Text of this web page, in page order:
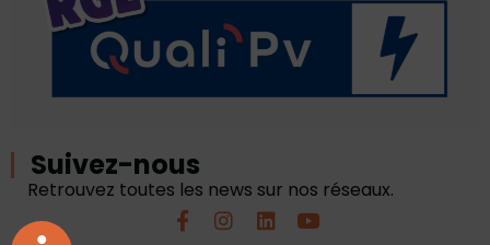
Suivez-nous
Retrouvez toutes les news sur nos réseaux.